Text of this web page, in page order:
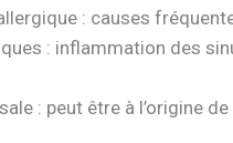
: causes
: inflammation des
: peut être à l’origine